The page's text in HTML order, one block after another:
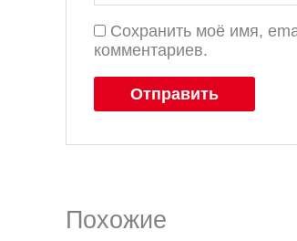
Сохранить моё имя,
комментариев.
Похожие